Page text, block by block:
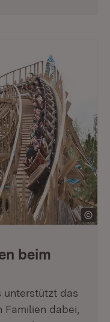
beim
unterstützt das
dabei,